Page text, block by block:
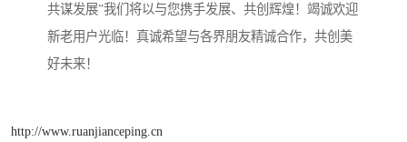
共谋发展”我们将以与您携手发展、共创辉煌！竭诚欢迎
新老用户光临！真诚希望与各界朋友精诚合作，共创美
好未来！
http://www.ruanjianceping.cn